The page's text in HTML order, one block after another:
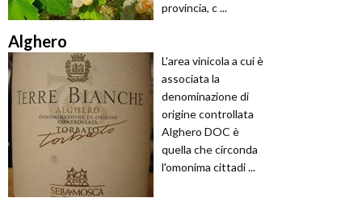
provincia, c ...
Alghero
L'area vinicola a cui è
associata la
denominazione di
origine controllata
Alghero DOC è
quella che circonda
l'omonima cittadi ...